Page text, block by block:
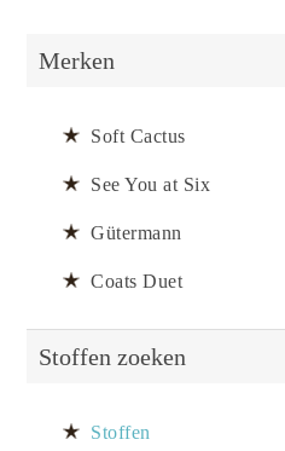
Merken
Soft Cactus
See You at Six
Gütermann
Coats Duet
Stoffen zoeken
Stoffen